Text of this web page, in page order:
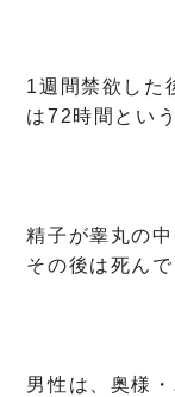
1週間禁欲した
は72時間とい
精子が睾丸の
その後は死ん
男性は、奥様